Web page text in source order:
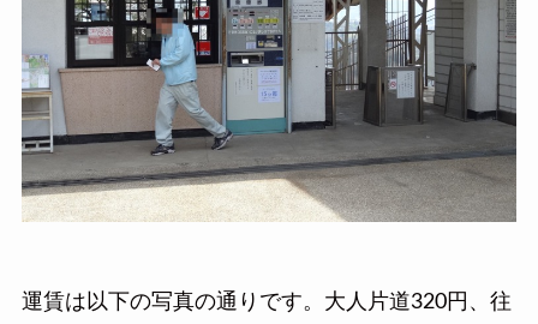
運賃は以下の写真の通りです。大人片道320円、往